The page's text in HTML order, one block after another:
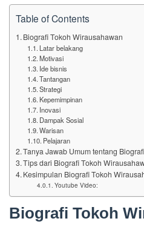
Table of Contents
Biografi Tokoh Wirausahawan
Latar belakang
Motivasi
Ide bisnis
Tantangan
Strategi
Kepemimpinan
Inovasi
Dampak Sosial
Warisan
Pelajaran
Tanya Jawab Umum tentang
Tips dari Biografi Tokoh
Kesimpulan Biografi Tokoh
Youtube Video:
Biografi Tokoh